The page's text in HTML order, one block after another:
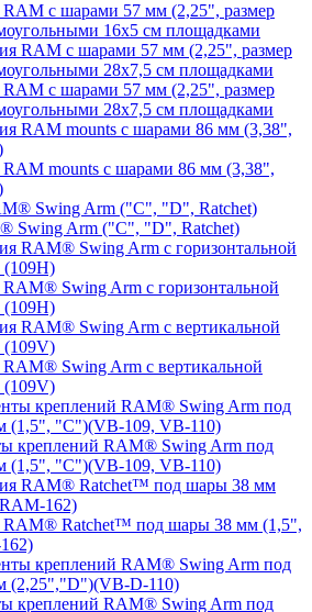
с шарами 57 мм (2,25", размер
16х5 см площадками
с шарами 57 мм (2,25", размер
28х7,5 см площадками
mounts с шарами 86 мм (3,38",
Swing Arm ("C", "D", Ratchet)
Swing Arm с горизонтальной
(109H)
Swing Arm с вертикальной
(109V)
креплений RAM® Swing Arm под
(1,5", "C")(VB-109, VB-110)
RAM® Ratchet™ под шары 38 мм (1,5",
креплений RAM® Swing Arm под